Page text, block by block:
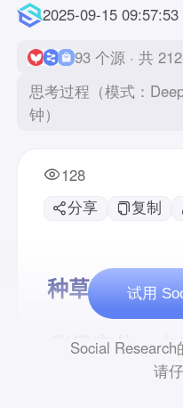
2025-09-15 09:57:53
93 个源 · 共
思考过程（模式：
钟）
128
分享 复制
试用
Social Research
请